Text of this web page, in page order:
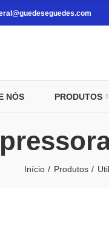
NÓS PRODUTOS
Início Produtos